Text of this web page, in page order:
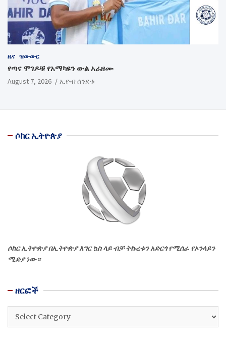
ዜና ዝውውር
የጣና ሞገዶቹ የአማካዩን ውል አራዘሙ
August 7, 2026 ኢዮብ ሰንደቁ
ሶከር ኢትዮጵያ
ሶከር ኢትዮጵያ በኢትዮጵያ እግር ኳስ ላይ ብቻ ትኩረቱን አድርጎ የሚሰራ የኦንላይን
ሚድያ ነው።
ዘርፎች
ዘርፎች